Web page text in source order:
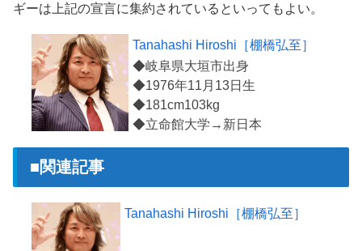
ギーは上記の宣言に集約されているといってもよい。
Tanahashi Hiroshi［棚橋弘至］
◆岐阜県大垣市出身
◆1976年11月13日生
◆181cm103kg
■関連記事
Tanahashi Hiroshi［棚橋弘至］